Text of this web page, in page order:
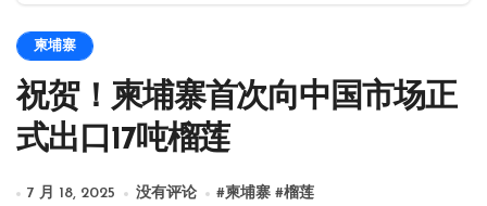
柬埔寨
祝贺！柬埔寨首次向中国市场正
式出口17吨榴莲
7 月 18, 2025 没有评论 #柬埔寨 #榴莲